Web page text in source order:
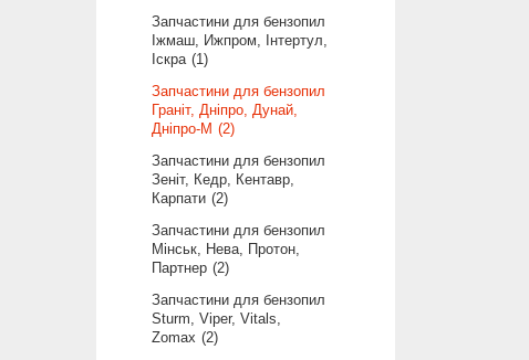
Запчастини для бензопил
Іжмаш, Ижпром, Інтертул,
Іскра
1
Запчастини для бензопил
Граніт, Дніпро, Дунай,
Дніпро-М
2
Запчастини для бензопил
Зеніт, Кедр, Кентавр,
Карпати 2
Запчастини для бензопил
Мінськ, Нева, Протон,
Партнер 2
Запчастини для бензопил
Sturm, Viper, Vitals,
Zomax
2